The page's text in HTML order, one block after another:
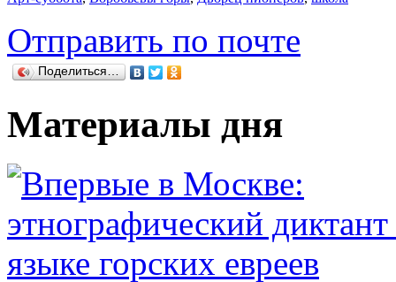
Отправить по почте
Поделиться…
Материалы дня